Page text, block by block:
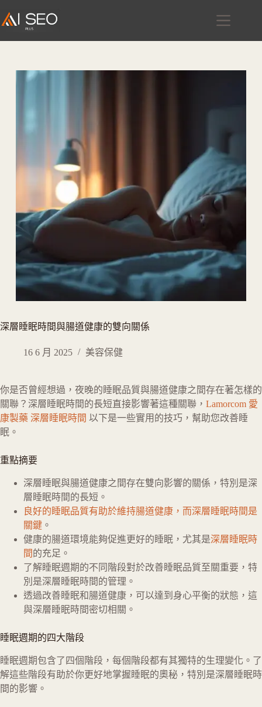
至
深層睡眠時間與腸道健康的雙向關係
16 6 月 2025 美容保健
你是否曾經想過，夜晚的睡眠品質與腸道健康之間存在著怎樣的
關聯？深層睡眠時間的長短直接影響著這種關聯 ， Lamorcom 愛
康製藥 深層睡眠時間 以下是一些實用的技巧，幫助您改善睡
眠 。
重點摘要
深層睡眠與腸道健康之間存在雙向影響的關係，特別是深
層睡眠時間的長短。
良好的睡眠品質有助於維持腸道健康，而深層睡眠時間是
關鍵 。
健康的腸道環境能夠促進更好的睡眠，尤其是深層睡眠時
間的充足。
了解睡眠週期的不同階段對於改善睡眠品質至關重要，特
別是深層睡眠時間的管理。
透過改善睡眠和腸道健康，可以達到身心平衡的狀態，這
與深層睡眠時間密切相關。
睡眠週期的四大階段
睡眠週期包含了四個階段，每個階段都有其獨特的生理變化。了
解這些階段有助於你更好地掌握睡眠的奧秘，特別是深層睡眠時
間的影響。